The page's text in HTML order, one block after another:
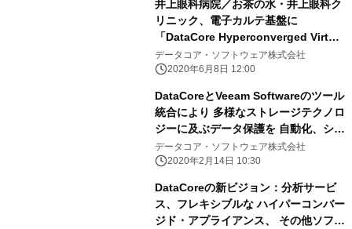
井上眼科病院／お茶の水・井上眼科ク
リニック、電子カルテ基盤に
「DataCore Hyperconverged Virtual
SAN」を採用
データコア・ソフトウェア株式会社
2020年6月8日 12:00
DataCoreとVeeam Softwareのツール
統合により 多様なストレージテクノロ
ジーに及ぶデータ保護を 自動化、シン
プル化、一元化
データコア・ソフトウェア株式会社
2020年2月14日 10:30
DataCoreの新ビジョン：分析サービ
ス、フレキシブルな ハイパーコンバー
ジド・アプライアンス、 その他ソフト